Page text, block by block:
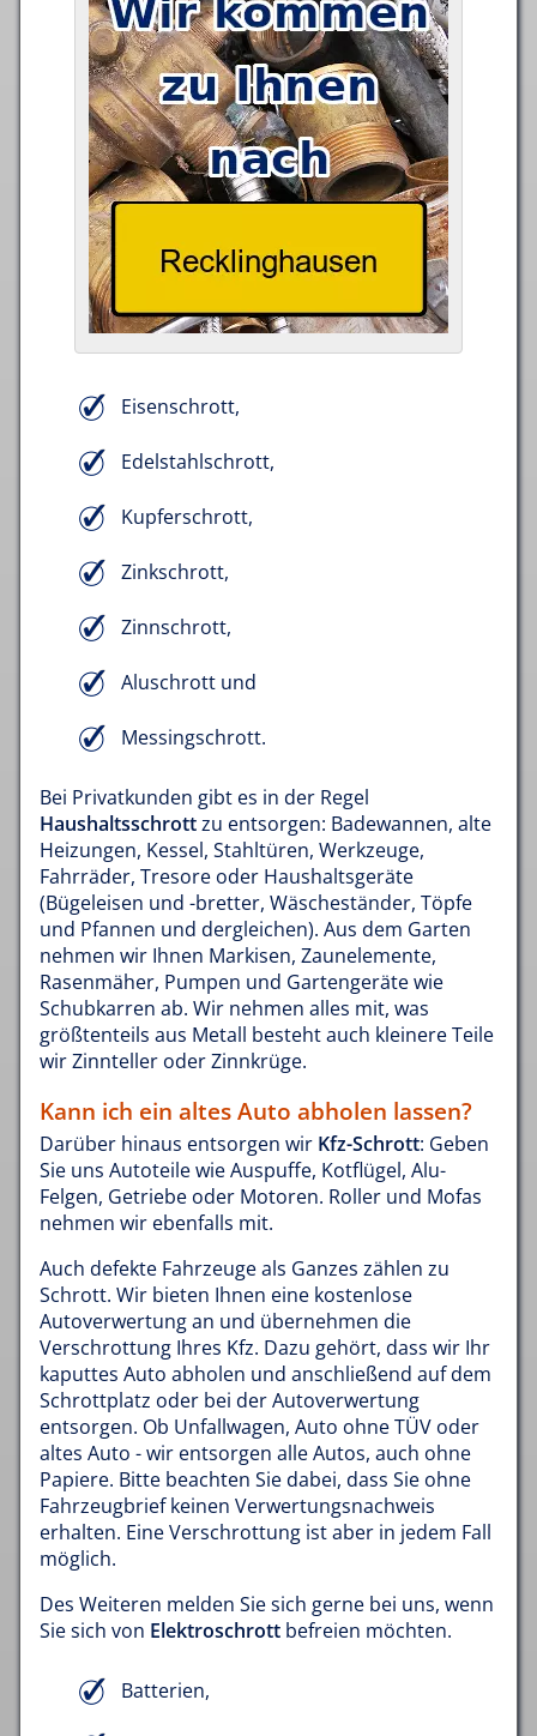
Eisenschrott,
Edelstahlschrott,
Kupferschrott,
Zinkschrott,
Zinnschrott,
Aluschrott und
Messingschrott.
Bei Privatkunden gibt es in der Regel
Haushaltsschrottzu entsorgen: Badewannen, alte
Heizungen, Kessel, Stahltüren, Werkzeuge,
Fahrräder, Tresore oder Haushaltsgeräte
(Bügeleisen und -bretter, Wäscheständer, Töpfe
und Pfannen und dergleichen). Aus dem Garten
nehmen wir Ihnen Markisen, Zaunelemente,
Rasenmäher, Pumpen und Gartengeräte wie
Schubkarren ab. Wir nehmen alles mit, was
größtenteils aus Metall besteht auch kleinere Teile
wir Zinnteller oder Zinnkrüge.
Kann ich ein altes Auto abholen lassen?
Darüber hinaus entsorgen wir Kfz-Schrott: Geben
Sie uns Autoteile wie Auspuffe, Kotflügel, Alu-
Felgen, Getriebe oder Motoren. Roller und Mofas
nehmen wir ebenfalls mit.
Auch defekte Fahrzeuge als Ganzes zählen zu
Schrott. Wir bieten Ihnen eine kostenlose
Autoverwertung an und übernehmen die
Verschrottung Ihres Kfz. Dazu gehört, dass wir Ihr
kaputtes Auto abholen und anschließend auf dem
Schrottplatz oder bei der Autoverwertung
entsorgen. Ob Unfallwagen, Auto ohne TÜV oder
altes Auto - wir entsorgen alle Autos, auch ohne
Papiere. Bitte beachten Sie dabei, dass Sie ohne
Fahrzeugbrief keinen Verwertungsnachweis
erhalten. Eine Verschrottung ist aber in jedem Fall
möglich.
Des Weiteren melden Sie sich gerne bei uns, wenn
Sie sich von Elektroschrott befreien möchten.
Batterien,